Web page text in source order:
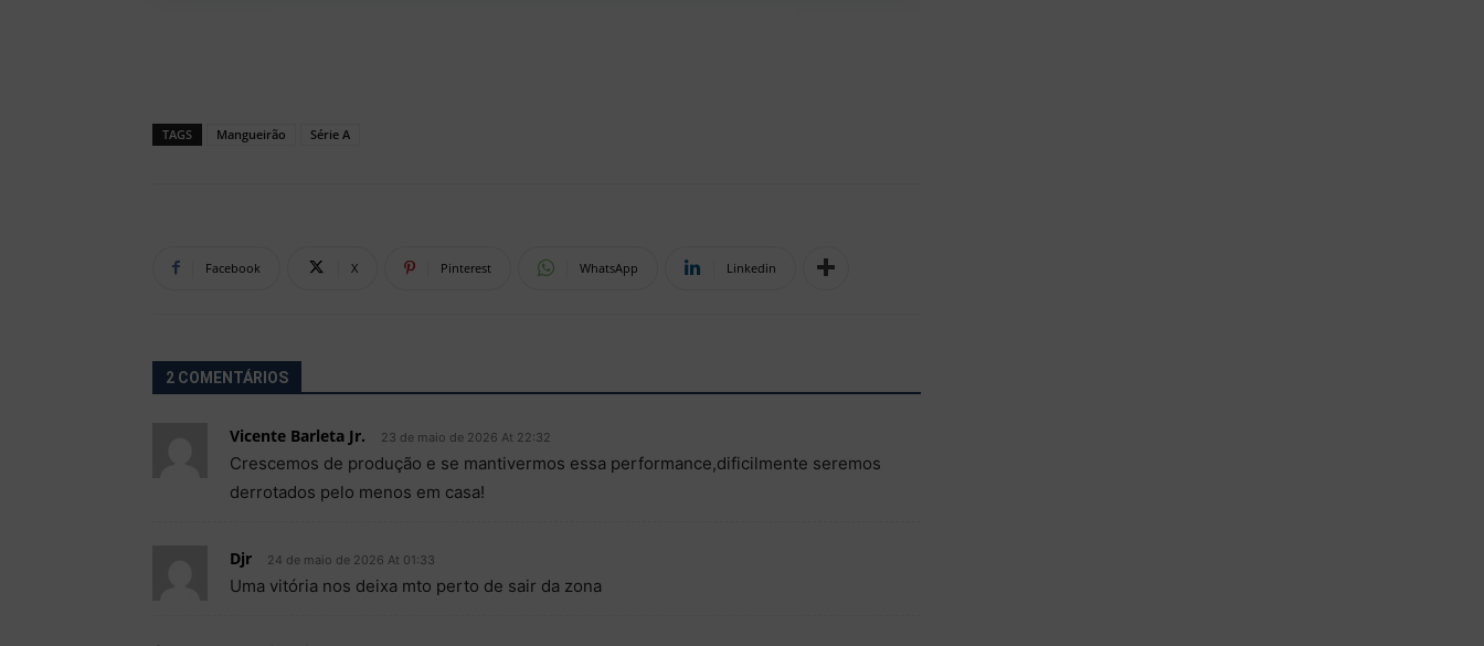
TAGS Mangueirão Série A
Facebook X Pinterest WhatsApp Linkedin
2 COMENTÁRIOS
Vicente Barleta Jr. 23 de maio de 2026 At 22:32
Crescemos de produção e se mantivermos essa performance,dificilmente seremos
derrotados pelo menos em casa!
Djr 24 de maio de 2026 At 01:33
Uma vitória nos deixa mto perto de sair da zona